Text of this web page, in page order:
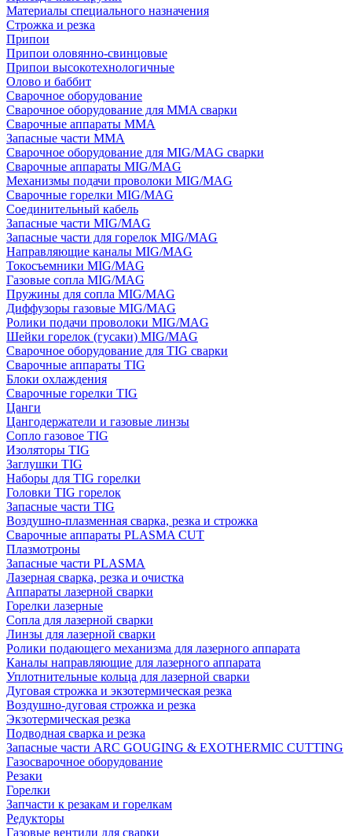
Материалы специального назначения
Строжка и резка
Припои
Припои оловянно-свинцовые
Припои высокотехнологичные
Олово и баббит
Сварочное оборудование
Сварочное оборудование для MMA сварки
Сварочные аппараты MMA
Запасные части MMA
Сварочное оборудование для MIG/MAG сварки
Сварочные аппараты MIG/MAG
Механизмы подачи проволоки MIG/MAG
Сварочные горелки MIG/MAG
Соединительный кабель
Запасные части MIG/MAG
Запасные части для горелок MIG/MAG
Направляющие каналы MIG/MAG
Токосъемники MIG/MAG
Газовые сопла MIG/MAG
Пружины для сопла MIG/MAG
Диффузоры газовые MIG/MAG
Ролики подачи проволоки MIG/MAG
Шейки горелок (гусаки) MIG/MAG
Сварочное оборудование для TIG сварки
Сварочные аппараты TIG
Блоки охлаждения
Сварочные горелки TIG
Цанги
Цангодержатели и газовые линзы
Сопло газовое TIG
Изоляторы TIG
Заглушки TIG
Наборы для TIG горелки
Головки TIG горелок
Запасные части TIG
Воздушно-плазменная сварка, резка и строжка
Сварочные аппараты PLASMA CUT
Плазмотроны
Запасные части PLASMA
Лазерная сварка, резка и очистка
Аппараты лазерной сварки
Горелки лазерные
Сопла для лазерной сварки
Линзы для лазерной сварки
Ролики подающего механизма для лазерного аппарата
Каналы направляющие для лазерного аппарата
Уплотнительные кольца для лазерной сварки
Дуговая строжка и экзотермическая резка
Воздушно-дуговая строжка и резка
Экзотермическая резка
Подводная сварка и резка
Запасные части ARC GOUGING & EXOTHERMIC CUTTING
Газосварочное оборудование
Резаки
Горелки
Запчасти к резакам и горелкам
Редукторы
Газовые вентили для сварки